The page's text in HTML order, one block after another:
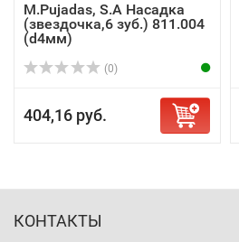
M.Pujadas, S.A Насадка
(звездочка,6 зуб.) 811.004
(d4мм)
(0)
404,16 руб.
КОНТАКТЫ